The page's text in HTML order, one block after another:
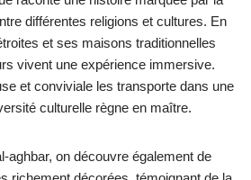
différentes religions et cultures. En
et ses maisons traditionnelles
vivent une expérience immersive.
et conviviale les transporte dans une
culturelle règne en maître.
aghbar, on découvre également de